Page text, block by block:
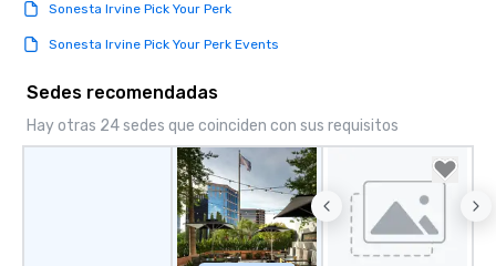
Sonesta Irvine Pick Your Perk
Sonesta Irvine Pick Your Perk Events
Sedes recomendadas
Hay otras 24 sedes que coinciden con sus requisitos